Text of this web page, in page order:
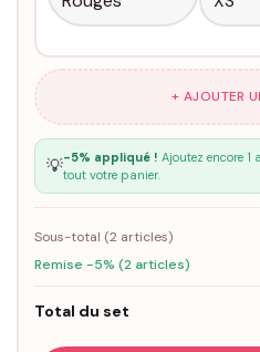
+ AJOUTER
💡-5% appliqué ! Ajoutez encore
tout votre panier.
Sous-total (2articles)
Remise -5% (2 articles)
Total du set